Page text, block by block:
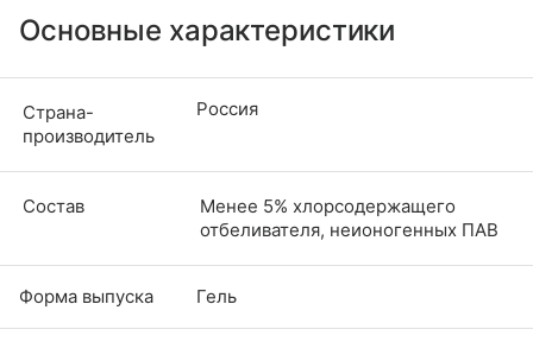
Основные характеристики
Страна-
производитель
Россия
Состав
Менее 5% хлорсодержащего
отбеливателя, неионогенных ПАВ
Форма выпуска Гель